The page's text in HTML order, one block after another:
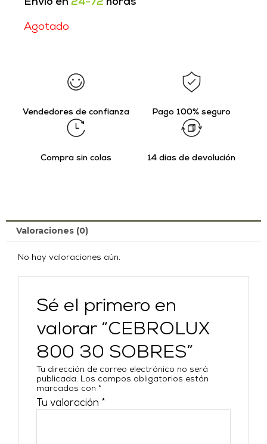
Agotado
Vendedores de confianza Pago 100% seguro
Compra sin colas 14 días de devolución
Valoraciones (0)
No hay valoraciones aún.
Sé el primero en
valorar “CEBROLUX
800 30 SOBRES”
Tu dirección de correo electrónico no será
publicada. Los campos obligatorios están
marcados con*
Tu valoración *